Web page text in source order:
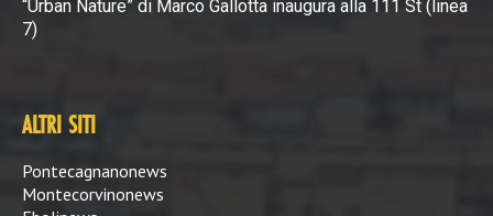
“Urban Nature” di Marco Gallotta inaugura alla 111 St (linea
7)
ALTRI SITI
Pontecagnanonews
Montecorvinonews